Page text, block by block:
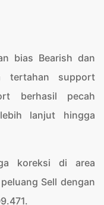
bias Bearish dan
tertahan support
berhasil pecah
lanjut hingga
koreksi di area
Sell dengan